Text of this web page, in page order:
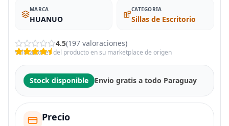
MARCA
HUANUO
CATEGORIA
Sillas de Escritorio
4.5(197 valoraciones)
Valoraciones del producto en su marketplace de origen
Stock disponible Envio gratis a todo Paraguay
Precio